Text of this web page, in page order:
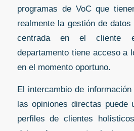
programas de VoC que
realmente la gestión de
centrada en el cliente
departamento tiene acceso a
en el momento oportuno.
El intercambio de
las opiniones directas puede
perfiles de clientes